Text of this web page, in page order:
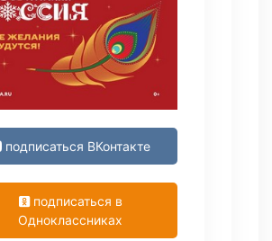
подписаться ВКонтакте
подписаться в
Одноклассниках